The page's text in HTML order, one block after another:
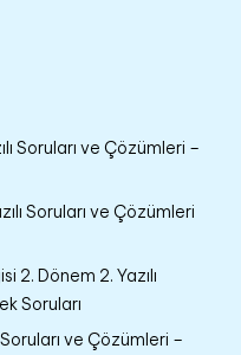
Soruları ve Çözümleri –
Soruları ve Çözümleri
2. Dönem 2. Yazılı
Soruları
Soruları ve Çözümleri –